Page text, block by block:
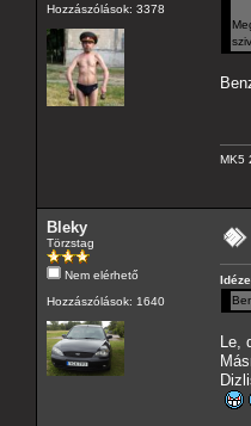
Hozzászólások: 3378
MK5
Bleky
Törzstag
Nem elérhető
Hozzászólások: 1640